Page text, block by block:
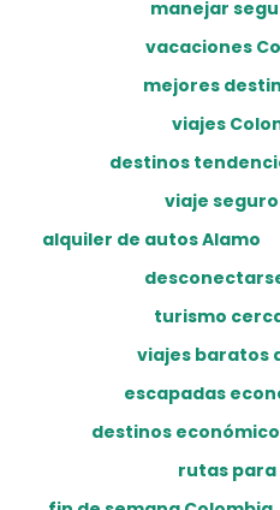
manejar
vacaciones
mejores
viajes
destinos
viaje
alquiler de autos Alamo
turismo
viajes baratos
escapadas
destinos
rutas